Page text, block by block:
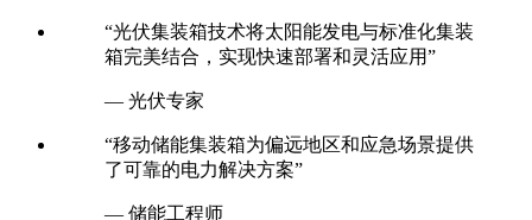
“光伏集装箱技术将太阳能发电与标准化集装
箱完美结合，实现快速部署和灵活应用”
— 光伏专家
“移动储能集装箱为偏远地区和应急场景提供
了可靠的电力解决方案”
— 储能工程师